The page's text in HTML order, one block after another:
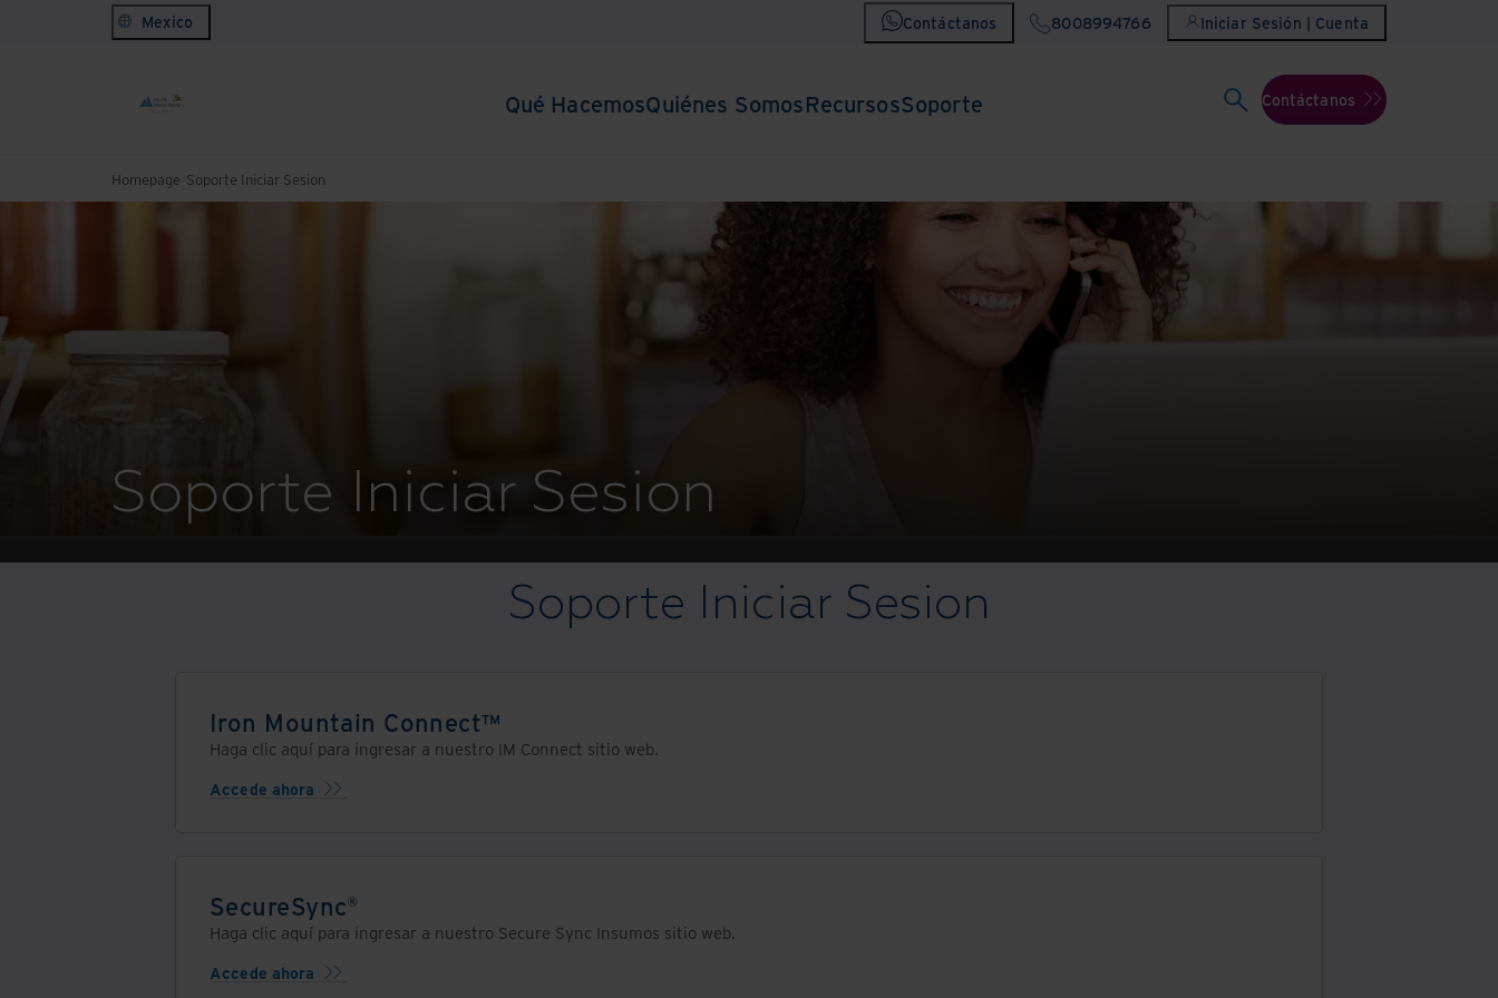
Mexico Contáctanos 8008994766 Iniciar Sesión | Cuenta
Qué HacemosQuiénes SomosRecursosSoporte Contáctanos
Homepage Soporte Iniciar Sesion
Soporte Iniciar Sesion
Soporte Iniciar Sesion
Iron Mountain Connect™
Haga clic aquí para ingresar a nuestro IM Connect sitio web.
Accede ahora
SecureSync®
Haga clic aquí para ingresar a nuestro Secure Sync Insumos sitio web.
Accede ahora